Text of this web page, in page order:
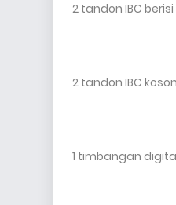
2 tandon IBC
2 tandon IBC
1 timbangan